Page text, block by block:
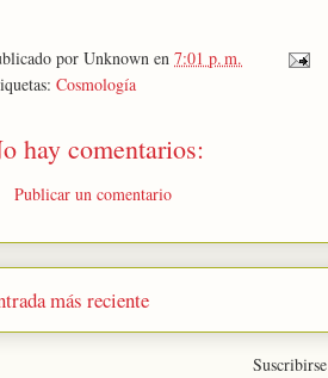
por Unknown en 7:01 p. m.
Cosmología
hay comentarios:
Publicar un comentario
más reciente